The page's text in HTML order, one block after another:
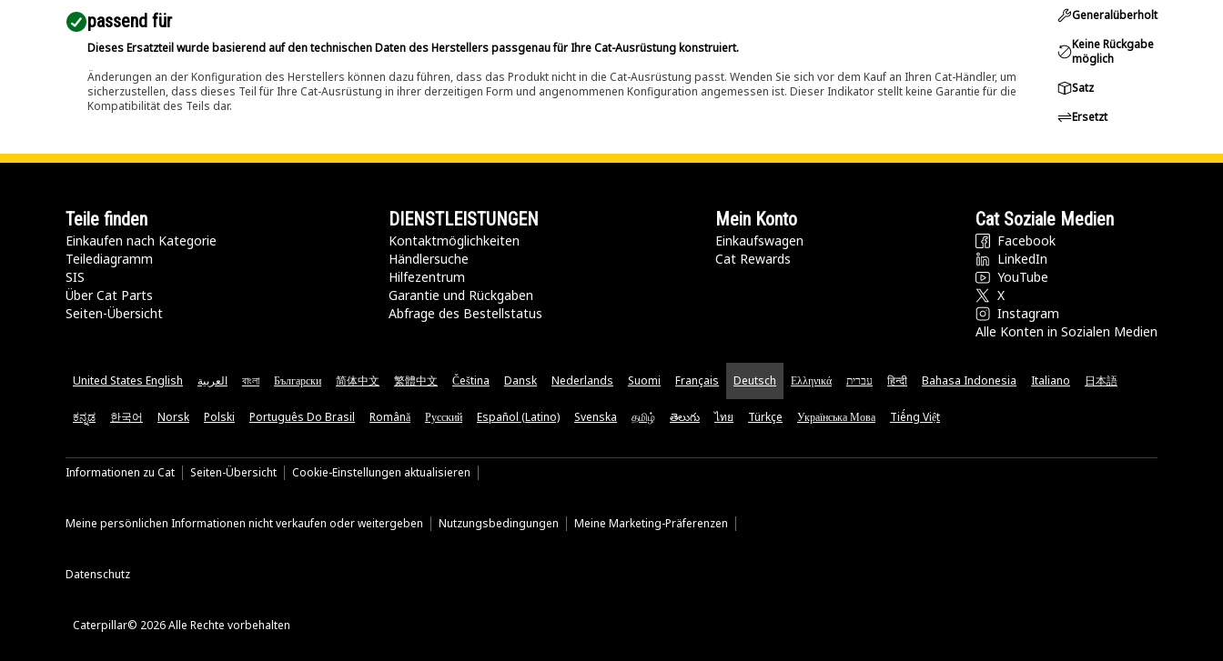
passend für​
Dieses Ersatzteil wurde basierend auf den technischen Daten des Herstellers passgenau für Ihre Cat-Ausrüstung konstruiert.
Änderungen an der Konfiguration des Herstellers können dazu führen, dass das Produkt nicht in die Cat-Ausrüstung passt. Wenden Sie sich vor dem Kauf an Ihren Cat-Händler, um
sicherzustellen, dass dieses Teil für Ihre Cat-Ausrüstung in ihrer derzeitigen Form und angenommenen Konfiguration angemessen ist. Dieser Indikator stellt keine Garantie für die
Kompatibilität des Teils dar.
Generalüberholt
Keine Rückgabe
möglich
Satz
Ersetzt
Teile finden
Einkaufen nach Kategorie
Teilediagramm
SIS
Über Cat Parts
Seiten-Übersicht
DIENSTLEISTUNGEN
Kontaktmöglichkeiten​
Händlersuche
Hilfezentrum
Garantie und Rückgaben
Abfrage des Bestellstatus
Mein Konto
Einkaufswagen
Cat Rewards
Cat Soziale Medien
Facebook
LinkedIn
YouTube
X
Instagram
Alle Konten in Sozialen Medien
United States English العربية বাংলা Български 简体中文 繁體中文 Čeština Dansk Nederlands Suomi Français Deutsch Ελληνικά עברית हिन्दी Bahasa Indonesia Italiano 日本語
ಕನ್ನಡ 한국어 Norsk Polski Português Do Brasil Română Русский Español (Latino) Svenska தமிழ் తెలుగు ไทย Türkçe Українська Мова Tiếng Việt
Informationen zu Cat Seiten-Übersicht Cookie-Einstellungen aktualisieren
Meine persönlichen Informationen nicht verkaufen oder weitergeben Nutzungsbedingungen Meine Marketing-Präferenzen
Datenschutz
Caterpillar© 2026 Alle Rechte vorbehalten